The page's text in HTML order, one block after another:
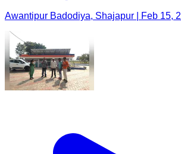
Awantipur Badodiya, Shajapur | Feb 15,